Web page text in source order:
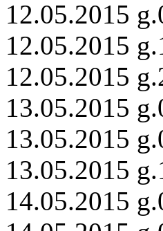
12.05.2015
12.05.2015
12.05.2015
13.05.2015
13.05.2015
13.05.2015
14.05.2015